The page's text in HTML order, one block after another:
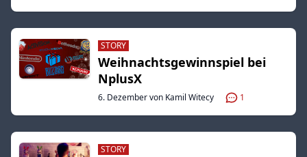
STORY
Weihnachtsgewinnspiel bei
NplusX
6. Dezember von Kamil Witecy 1
STORY